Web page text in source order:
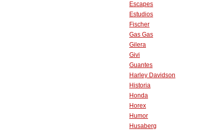
Escapes
Estudios
Fischer
Gas Gas
Gilera
Givi
Guantes
Harley Davidson
Historia
Honda
Horex
Humor
Husaberg